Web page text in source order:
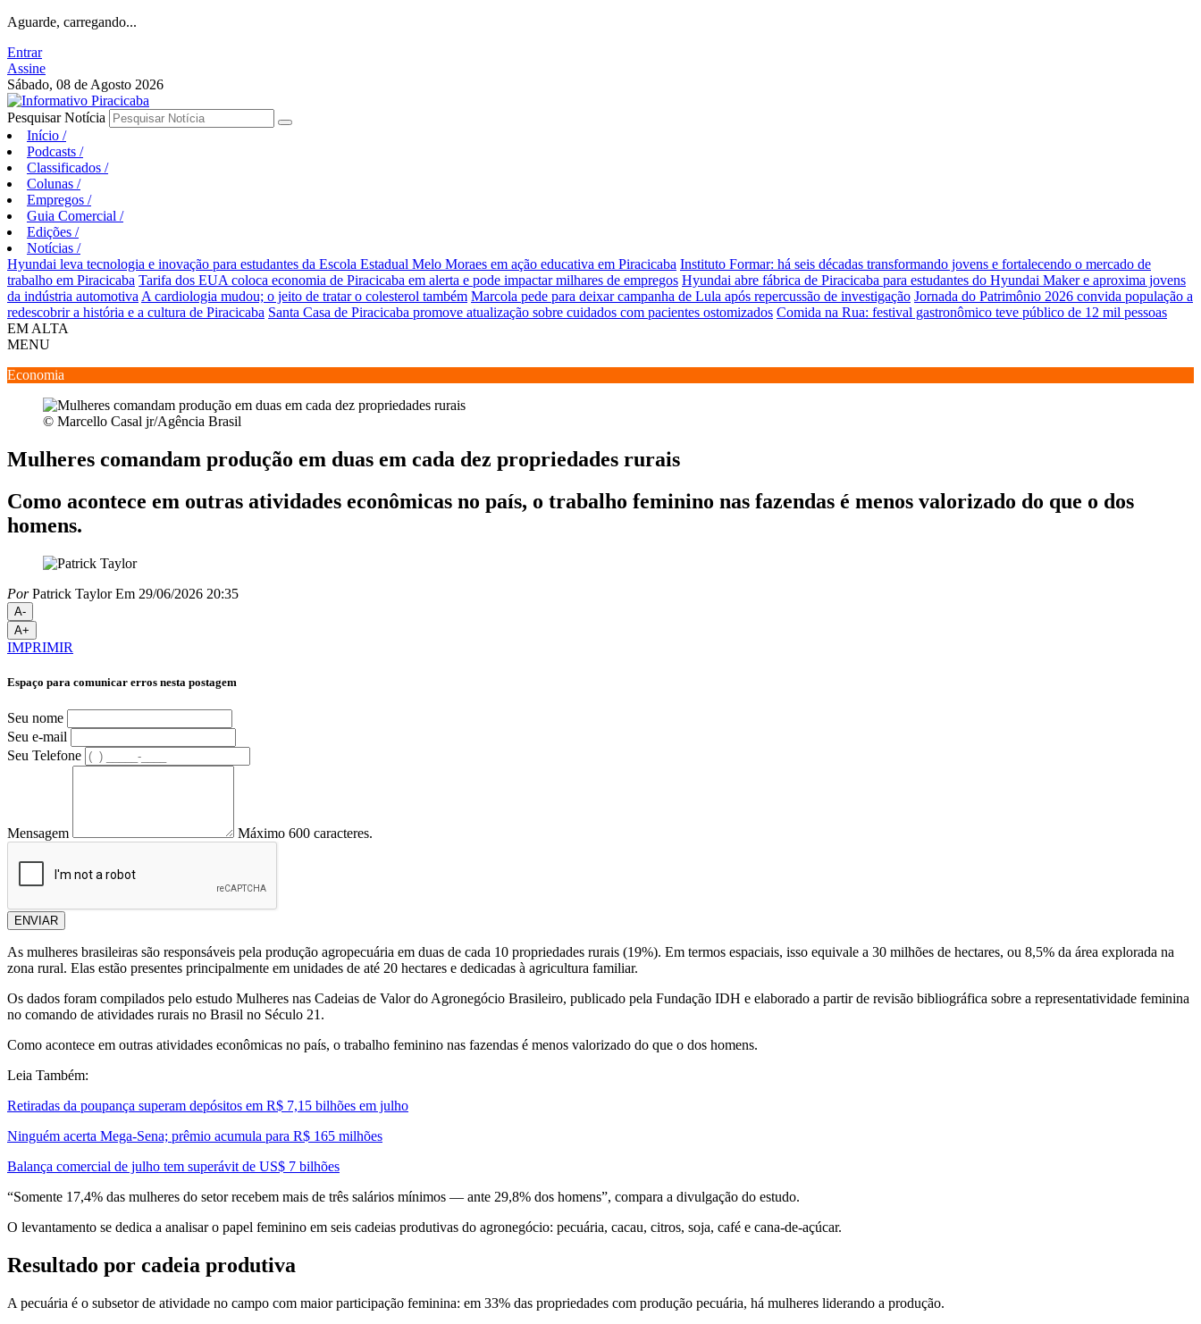
Aguarde, carregando...
Entrar
Assine
Sábado, 08 de Agosto 2026
Pesquisar Notícia
Início /
Podcasts /
Classificados /
Colunas /
Empregos /
Guia Comercial /
Edições /
Notícias /
Hyundai leva tecnologia e inovação para estudantes da Escola Estadual Melo Moraes em ação educativa em Piracicaba Instituto Formar: há seis décadas transformando jovens e fortalecendo o mercado de
trabalho em Piracicaba Tarifa dos EUA coloca economia de Piracicaba em alerta e pode impactar milhares de empregos Hyundai abre fábrica de Piracicaba para estudantes do Hyundai Maker e aproxima jovens
da indústria automotiva A cardiologia mudou; o jeito de tratar o colesterol também Marcola pede para deixar campanha de Lula após repercussão de investigação Jornada do Patrimônio 2026 convida população a
redescobrir a história e a cultura de Piracicaba Santa Casa de Piracicaba promove atualização sobre cuidados com pacientes ostomizados Comida na Rua: festival gastronômico teve público de 12 mil pessoas
EM ALTA
MENU
Economia
© Marcello Casal jr/Agência Brasil
Mulheres comandam produção em duas em cada dez propriedades rurais
Como acontece em outras atividades econômicas no país, o trabalho feminino nas fazendas é menos valorizado do que o dos
homens.
PorPatrick Taylor Em 29/06/2026 20:35
A-
A+
IMPRIMIR
Espaço para comunicar erros nesta postagem
Seu nome
Seu e-mail
Seu Telefone
Mensagem Máximo 600 caracteres.
ENVIAR
As mulheres brasileiras são responsáveis pela produção agropecuária em duas de cada 10 propriedades rurais (19%). Em termos espaciais, isso equivale a 30 milhões de hectares, ou 8,5% da área explorada na
zona rural. Elas estão presentes principalmente em unidades de até 20 hectares e dedicadas à agricultura familiar.
Os dados foram compilados pelo estudo Mulheres nas Cadeias de Valor do Agronegócio Brasileiro, publicado pela Fundação IDH e elaborado a partir de revisão bibliográfica sobre a representatividade feminina
no comando de atividades rurais no Brasil no Século 21.
Como acontece em outras atividades econômicas no país, o trabalho feminino nas fazendas é menos valorizado do que o dos homens.
Leia Também:
Retiradas da poupança superam depósitos em R$ 7,15 bilhões em julho
Ninguém acerta Mega-Sena; prêmio acumula para R$ 165 milhões
Balança comercial de julho tem superávit de US$ 7 bilhões
“Somente 17,4% das mulheres do setor recebem mais de três salários mínimos — ante 29,8% dos homens”, compara a divulgação do estudo.
O levantamento se dedica a analisar o papel feminino em seis cadeias produtivas do agronegócio: pecuária, cacau, citros, soja, café e cana-de-açúcar.
Resultado por cadeia produtiva
A pecuária é o subsetor de atividade no campo com maior participação feminina: em 33% das propriedades com produção pecuária, há mulheres liderando a produção.